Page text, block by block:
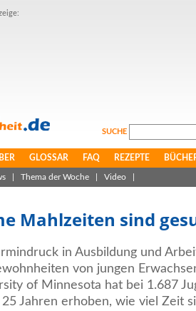
SUCHE
GLOSSAR FAQ REZEPTE
Thema der Woche Video
Mahlzeiten sind
in Ausbildung und
von jungen
of Minnesota hat bei 1.687
Jahren erhoben, wie viel Zeit